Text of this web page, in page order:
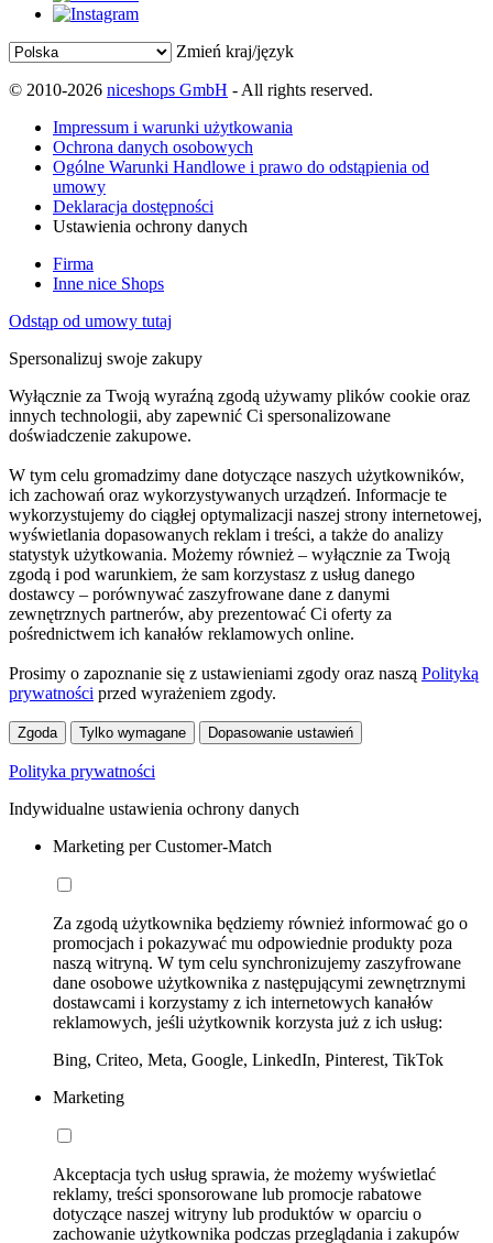
Zmień kraj/język
© 2010-2026 niceshops GmbH - All rights reserved.
Impressum i warunki użytkowania
Ochrona danych osobowych
Ogólne Warunki Handlowe i prawo do odstąpienia od
umowy
Deklaracja dostępności
Ustawienia ochrony danych
Firma
Inne nice Shops
Odstąp od umowy tutaj
Spersonalizuj swoje zakupy
Wyłącznie za Twoją wyraźną zgodą używamy plików cookie oraz
innych technologii, aby zapewnić Ci spersonalizowane
doświadczenie zakupowe.
W tym celu gromadzimy dane dotyczące naszych użytkowników,
ich zachowań oraz wykorzystywanych urządzeń. Informacje te
wykorzystujemy do ciągłej optymalizacji naszej strony internetowej,
wyświetlania dopasowanych reklam i treści, a także do analizy
statystyk użytkowania. Możemy również – wyłącznie za Twoją
zgodą i pod warunkiem, że sam korzystasz z usług danego
dostawcy – porównywać zaszyfrowane dane z danymi
zewnętrznych partnerów, aby prezentować Ci oferty za
pośrednictwem ich kanałów reklamowych online.
Prosimy o zapoznanie się z ustawieniami zgody oraz naszą Polityką
prywatności przed wyrażeniem zgody.
Zgoda Tylko wymagane Dopasowanie ustawień
Polityka prywatności
Indywidualne ustawienia ochrony danych
Marketing per Customer-Match
Za zgodą użytkownika będziemy również informować go o
promocjach i pokazywać mu odpowiednie produkty poza
naszą witryną. W tym celu synchronizujemy zaszyfrowane
dane osobowe użytkownika z następującymi zewnętrznymi
dostawcami i korzystamy z ich internetowych kanałów
reklamowych, jeśli użytkownik korzysta już z ich usług:
Bing, Criteo, Meta, Google, LinkedIn, Pinterest, TikTok
Marketing
Akceptacja tych usług sprawia, że możemy wyświetlać
reklamy, treści sponsorowane lub promocje rabatowe
dotyczące naszej witryny lub produktów w oparciu o
zachowanie użytkownika podczas przeglądania i zakupów